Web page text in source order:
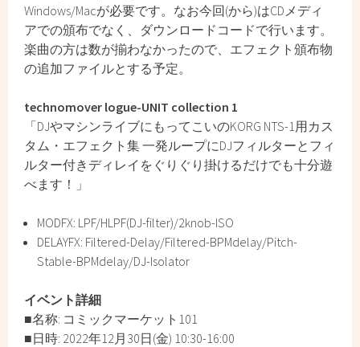
Windows/Macが必要です。なお今回(から)はCDメディ
アでの頒布でなく、ダウンロードコードで行います。
楽曲の方は数が揃わなかったので、エフェクト頒布物
の追加ファイルとする予定。
technomover logue-UNIT collection 1
「DJやマシンライブにもってこいのKORG NTS-1用カス
タム・エフェクト集 一発ループにDJフィルターとフィ
ルター付きディレイをぐりぐり掛けるだけでも十分遊
べます！」
MODFX: LPF/HLPF(DJ-filter)/2knob-ISO
DELAYFX: Filtered-Delay/Filtered-BPMdelay/Pitch-
Stable-BPMdelay/DJ-Isolator
イベント詳細
■名称: コミックマーケット101
■日時: 2022年12月30日(金) 10:30-16:00